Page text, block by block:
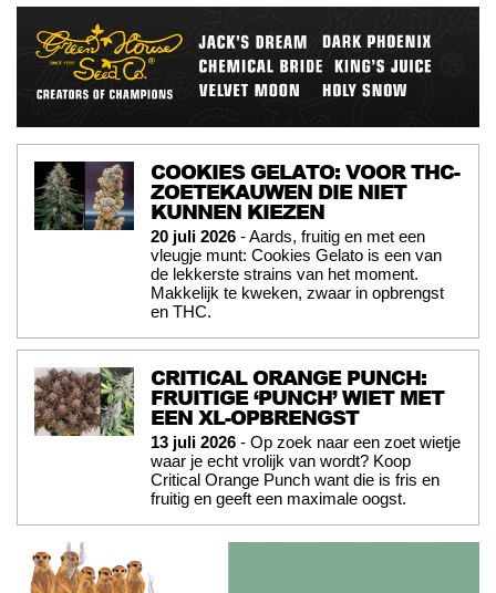
COOKIES GELATO: VOOR THC-
ZOETEKAUWEN DIE NIET
KUNNEN KIEZEN
20 juli 2026 - Aards, fruitig en met een
vleugje munt: Cookies Gelato is een van
de lekkerste strains van het moment.
Makkelijk te kweken, zwaar in opbrengst
en THC.
CRITICAL ORANGE PUNCH:
FRUITIGE ‘PUNCH’ WIET MET
EEN XL-OPBRENGST
13 juli 2026 - Op zoek naar een zoet wietje
waar je echt vrolijk van wordt? Koop
Critical Orange Punch want die is fris en
fruitig en geeft een maximale oogst.